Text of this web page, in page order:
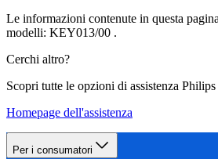
Le informazioni contenute in questa
modelli: KEY013/00 .
Cerchi altro?
Scopri tutte le opzioni di assistenza Philips
Homepage dell'assistenza
Per i consumatori